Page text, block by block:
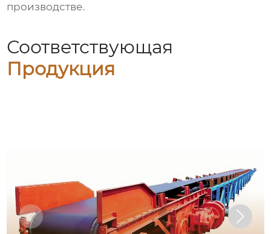
производстве.
Соответствующая
Продукция